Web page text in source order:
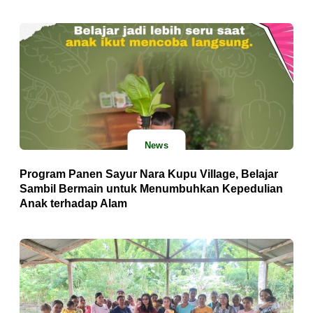
News
Program Panen Sayur Nara Kupu Village, Belajar
Sambil Bermain untuk Menumbuhkan Kepedulian
Anak terhadap Alam